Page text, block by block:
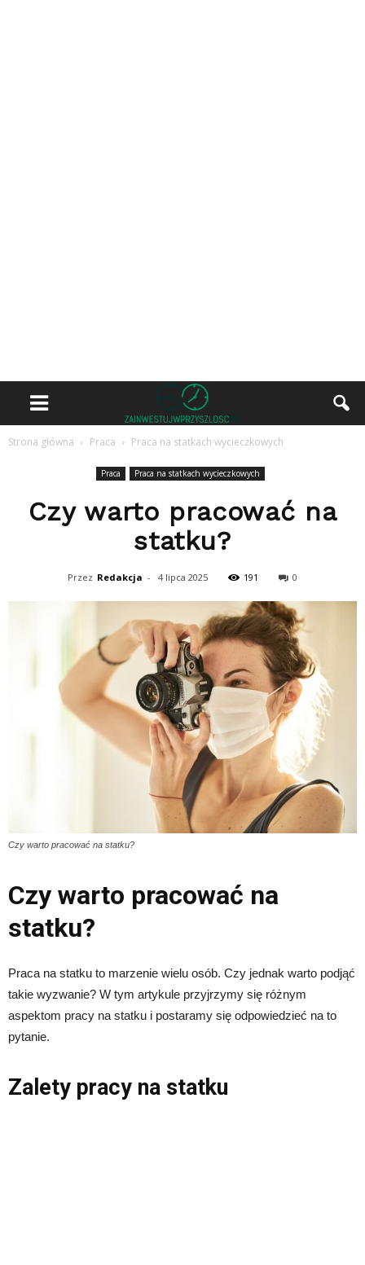
Strona główna Praca Praca na statkach wycieczkowych
Praca Praca na statkach wycieczkowych
Czy warto pracować na
statku?
Przez Redakcja - 4 lipca 2025 191 0
Czy warto pracować na statku?
Czy warto pracować na
statku?
Praca na statku to marzenie wielu osób. Czy jednak warto podjąć
takie wyzwanie? W tym artykule przyjrzymy się różnym
aspektom pracy na statku i postaramy się odpowiedzieć na to
pytanie.
Zalety pracy na statku